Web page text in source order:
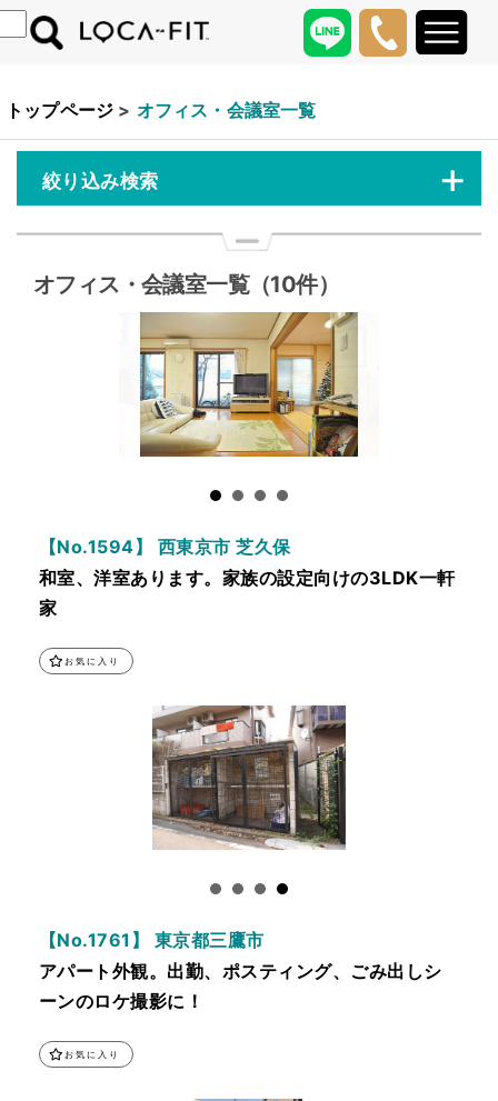
トップページ > オフィス・会議室一覧
絞り込み検索 +
オフィス・会議室一覧（10件）
【No.1594】 西東京市 芝久保
和室、洋室あります。家族の設定向けの3LDK一軒
家
お気に入り
【No.1761】 東京都三鷹市
アパート外観。出勤、ポスティング、ごみ出しシ
ーンのロケ撮影に！
お気に入り